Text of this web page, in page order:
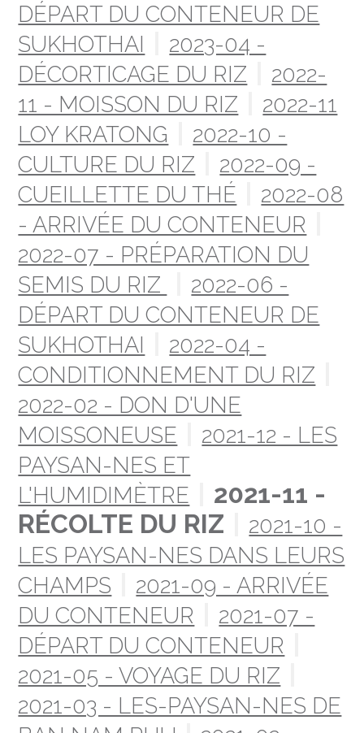
DÉPART DU CONTENEUR DE
SUKHOTHAI
2023-04 -
DÉCORTICAGE DU RIZ
2022-
11 - MOISSON DU RIZ
2022-11
LOY KRATONG
2022-10 -
CULTURE DU RIZ
2022-09 -
CUEILLETTE DU THÉ
2022-08
- ARRIVÉE DU CONTENEUR
2022-07 - PRÉPARATION DU
SEMIS DU RIZ
2022-06 -
DÉPART DU CONTENEUR DE
SUKHOTHAI
2022-04 -
CONDITIONNEMENT DU RIZ
2022-02 - DON D'UNE
MOISSONEUSE
2021-12 - LES
PAYSAN-NES ET
L'HUMIDIMÈTRE
2021-11 -
RÉCOLTE DU RIZ
2021-10 -
LES PAYSAN-NES DANS LEURS
CHAMPS
2021-09 - ARRIVÉE
DU CONTENEUR
2021-07 -
DÉPART DU CONTENEUR
2021-05 - VOYAGE DU RIZ
2021-03 - LES-PAYSAN-NES DE